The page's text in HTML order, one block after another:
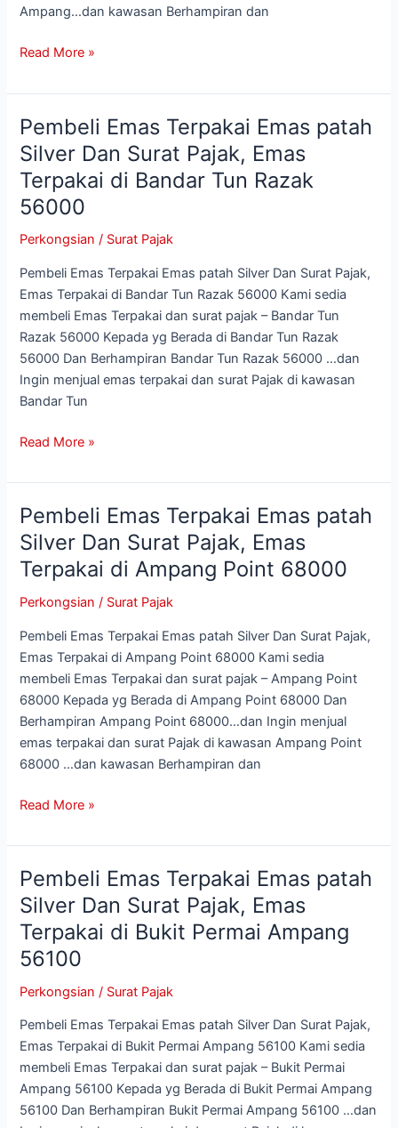
Ampang…dan kawasan Berhampiran dan
Teratai
56100
Read More »
Pembeli Emas Terpakai Emas patah
Silver Dan Surat Pajak, Emas
Terpakai di Bandar Tun Razak
56000
Perkongsian / Surat Pajak
Pembeli Emas Terpakai Emas patah Silver Dan Surat Pajak,
Emas Terpakai di Bandar Tun Razak 56000 Kami sedia
membeli Emas Terpakai dan surat pajak – Bandar Tun
Razak 56000 Kepada yg Berada di Bandar Tun Razak
56000 Dan Berhampiran Bandar Tun Razak 56000 …dan
Ingin menjual emas terpakai dan surat Pajak di kawasan
Bandar Tun
Pembeli
Emas
Terpakai
Emas
patah
Surat
Pajak,
Emas
Terpakai
di
Bandar
Tun
56000
Read More »
Pembeli Emas Terpakai Emas patah
Silver Dan Surat Pajak, Emas
Terpakai di Ampang Point 68000
Perkongsian / Surat Pajak
Pembeli Emas Terpakai Emas patah Silver Dan Surat Pajak,
Emas Terpakai di Ampang Point 68000 Kami sedia
membeli Emas Terpakai dan surat pajak – Ampang Point
68000 Kepada yg Berada di Ampang Point 68000 Dan
Berhampiran Ampang Point 68000…dan Ingin menjual
emas terpakai dan surat Pajak di kawasan Ampang Point
68000 …dan kawasan Berhampiran dan
Pembeli
Emas
Terpakai
Emas
patah
Dan
Surat
Pajak,
Emas
Terpakai
di
Ampang
68000
Read More »
Pembeli Emas Terpakai Emas patah
Silver Dan Surat Pajak, Emas
Terpakai di Bukit Permai Ampang
56100
Perkongsian / Surat Pajak
Pembeli Emas Terpakai Emas patah Silver Dan Surat Pajak,
Emas Terpakai di Bukit Permai Ampang 56100 Kami sedia
membeli Emas Terpakai dan surat pajak – Bukit Permai
Ampang 56100 Kepada yg Berada di Bukit Permai Ampang
56100 Dan Berhampiran Bukit Permai Ampang 56100 …dan
Pembeli
Emas
Terpakai
Emas
patah
Surat
Pajak,
Emas
Terpakai
di